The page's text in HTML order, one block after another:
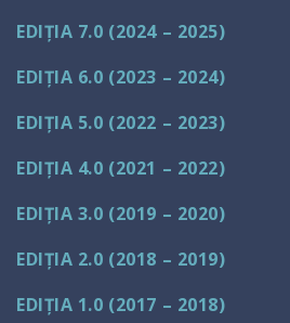
EDIȚIA 7.0 (2024 – 2025)
EDIȚIA 6.0 (2023 – 2024)
EDIȚIA 5.0 (2022 – 2023)
EDIȚIA 4.0 (2021 – 2022)
EDIȚIA 3.0 (2019 – 2020)
EDIȚIA 2.0 (2018 – 2019)
EDIȚIA 1.0 (2017 – 2018)